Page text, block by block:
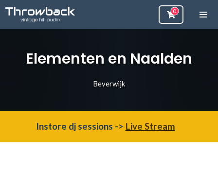
Elementen en Naalden
Beverwijk
Instore dj sessions -> Live Stream